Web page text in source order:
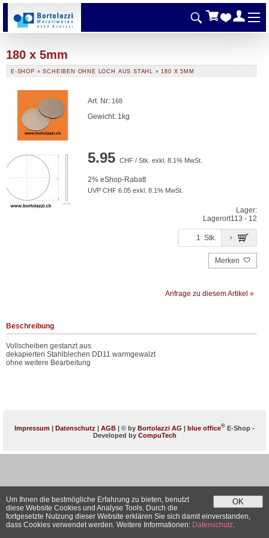
180 x 5mm
E-SHOP »SCHEIBEN OHNE LOCH AUS STAHL »180 X 5MM
Art. Nr: 168
Gewicht: 1kg
5.95 CHF / Stk. exkl. 8.1% MwSt.
2% eShop-Rabatt
UVP CHF 6.05 exkl. 8.1% MwSt.
Lager:
Lagerort113 - 12
Stk.
Merken
Anfrage zu diesem Artikel »
Beschreibung
Vollscheiben gestanzt aus
dekapierten Stahlblechen DD11 warmgewalzt
ohne weitere Bearbeitung
Impressum | Datenschutz | AGB | © by Bortolazzi AG | blue office® E-Shop -
Developed by CompuTech
OK
Um Ihnen die bestmögliche Erfahrung zu bieten, benutzt
diese Website Cookies und Analyse Tools. Durch die
fortgesetzte Nutzung dieser Website erklären Sie sich damit einverstanden,
dass Cookies verwendet werden. Weitere Informationen: Datenschutz.